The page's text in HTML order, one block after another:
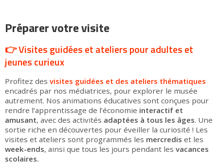
Préparer votre visite
👉 Visites guidées et ateliers pour adultes et
jeunes curieux
Profitez des visites guidées et des ateliers thématiques
encadrés par nos médiatrices, pour explorer le musée
autrement. Nos animations éducatives sont conçues pour
rendre l’apprentissage de l’économie interactif et
amusant, avec des activités adaptées à tous les âges. Une
sortie riche en découvertes pour éveiller la curiosité ! Les
visites et ateliers sont programmés les mercredis et les
week-ends, ainsi que tous les jours pendant les vacances
scolaires.